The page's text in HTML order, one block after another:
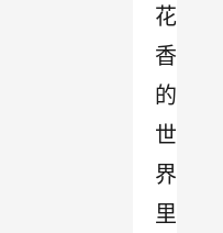
花
香
的
世
界
里